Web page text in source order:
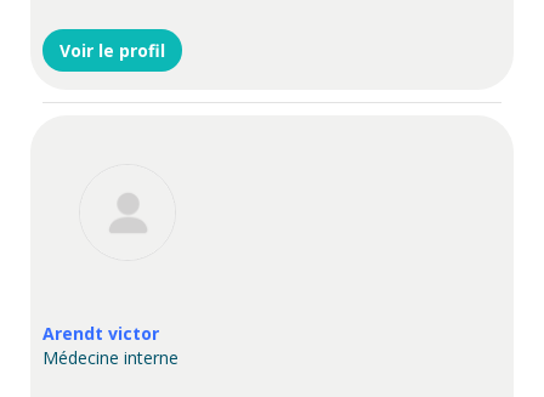
Voir le profil
Arendt victor
Médecine interne